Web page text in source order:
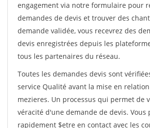
engagement via notre formulaire pour
demandes de devis et trouver des
demande validée, vous recevrez des
devis enregistrées depuis les
tous les partenaires du réseau.
Toutes les demandes devis sont
service Qualité avant la mise en
mezieres. Un processus qui permet de
véracité d'une demande de devis. Vous
rapidement $etre en contact avec les